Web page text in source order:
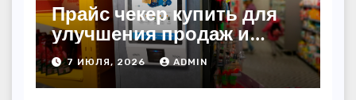
Прайс чекер купить для
улучшения продаж и
автоматизации
7 ИЮЛЯ, 2026 ADMIN